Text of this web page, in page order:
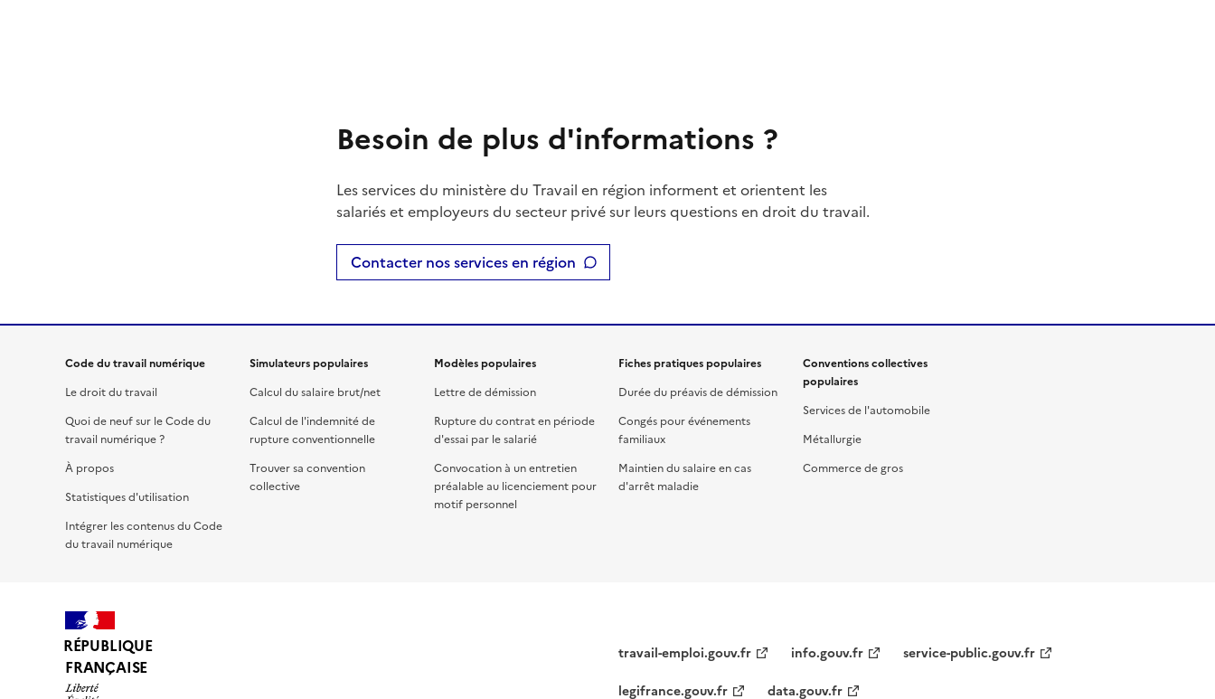
Besoin de plus d'informations ?
Les services du ministère du Travail en région informent et orientent les
salariés et employeurs du secteur privé sur leurs questions en droit du travail.
Contacter nos services en région
Code du travail numérique
Le droit du travail
Quoi de neuf sur le Code du
travail numérique ?
À propos
Statistiques d'utilisation
Intégrer les contenus du Code
du travail numérique
Simulateurs populaires
Calcul du salaire brut/net
Calcul de l'indemnité de
rupture conventionnelle
Trouver sa convention
collective
Modèles populaires
Lettre de démission
Rupture du contrat en période
d'essai par le salarié
Convocation à un entretien
préalable au licenciement pour
motif personnel
Fiches pratiques populaires
Durée du préavis de démission
Congés pour événements
familiaux
Maintien du salaire en cas
d'arrêt maladie
Conventions collectives
populaires
Services de l'automobile
Métallurgie
Commerce de gros
RÉPUBLIQUE
FRANÇAISE
travail-emploi.gouv.fr info.gouv.fr
service-public.gouv.fr
legifrance.gouv.fr
data.gouv.fr